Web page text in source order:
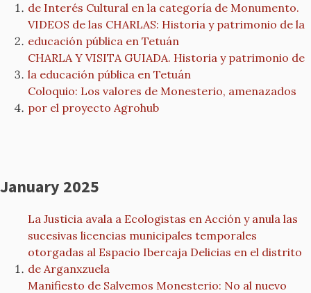
de Interés Cultural en la categoría de Monumento.
VIDEOS de las CHARLAS: Historia y patrimonio de la
educación pública en Tetuán
CHARLA Y VISITA GUIADA. Historia y patrimonio de
la educación pública en Tetuán
Coloquio: Los valores de Monesterio, amenazados
por el proyecto Agrohub
January 2025
La Justicia avala a Ecologistas en Acción y anula las
sucesivas licencias municipales temporales
otorgadas al Espacio Ibercaja Delicias en el distrito
de Arganxzuela
Manifiesto de Salvemos Monesterio: No al nuevo